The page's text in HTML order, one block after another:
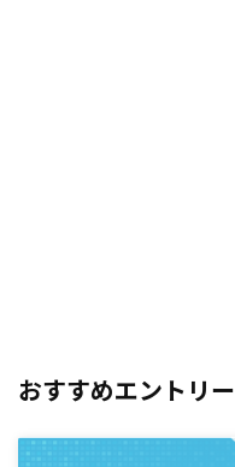
おすすめエントリー